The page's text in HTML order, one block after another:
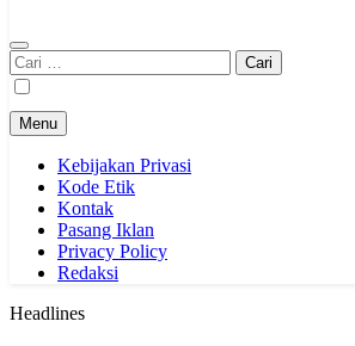
Cari
untuk:
Menu
Kebijakan Privasi
Kode Etik
Kontak
Pasang Iklan
Privacy Policy
Redaksi
Headlines